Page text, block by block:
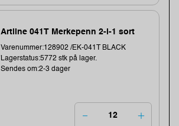
Artline 041T Merkepenn 2-i-1 sort
Varenummer:128902 /EK-041T BLACK
Lagerstatus:5772 stk på lager.
Sendes om:2-3 dager